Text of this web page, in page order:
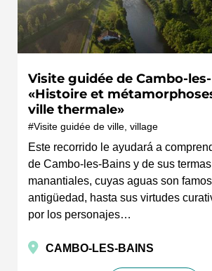
Visite guidée de Cambo-
«Histoire et
ville thermale»
Visite guidée de ville, village
Este recorrido le ayudará a
de Cambo-les-Bains y de sus
manantiales, cuyas aguas son
antigüedad, hasta sus virtudes
por los personajes…
CAMBO-LES-BAINS